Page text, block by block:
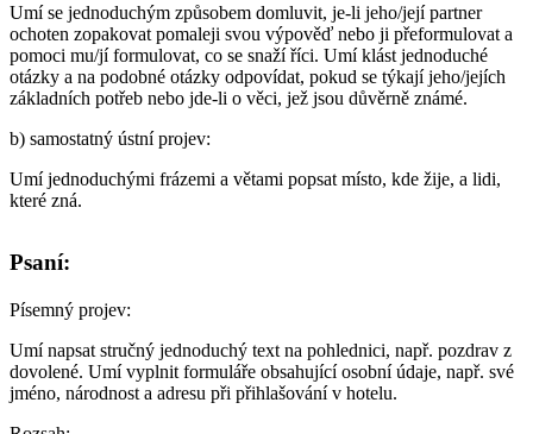
Umí se jednoduchým způsobem domluvit, je-li jeho/její partner
ochoten zopakovat pomaleji svou výpověď nebo ji přeformulovat a
pomoci mu/jí formulovat, co se snaží říci. Umí klást jednoduché
otázky a na podobné otázky odpovídat, pokud se týkají jeho/jejích
základních potřeb nebo jde-li o věci, jež jsou důvěrně známé.
b) samostatný ústní projev:
Umí jednoduchými frázemi a větami popsat místo, kde žije, a lidi,
které zná.
Psaní:
Písemný projev:
Umí napsat stručný jednoduchý text na pohlednici, např. pozdrav z
dovolené. Umí vyplnit formuláře obsahující osobní údaje, např. své
jméno, národnost a adresu při přihlašování v hotelu.